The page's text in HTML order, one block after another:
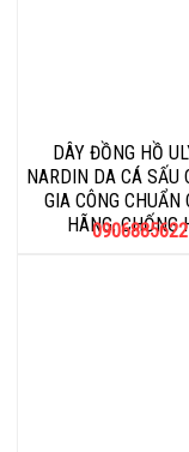
DÂY ĐỒNG HỒ
NARDIN DA CÁ SẤU
GIA CÔNG CHUẨN
HÃNG, CHỐNG
0906885622